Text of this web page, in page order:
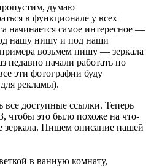
думаю
в функционале у всех
начинается самое интересное —
нашу нишу и под наши
возьмем нишу — зеркала
недавно начали работать по
эти фотографии буду
рекламы).
все доступные ссылки. Теперь
чтобы это было похоже на что-
зеркала. Пишем описание нашей
в ванную комнату,